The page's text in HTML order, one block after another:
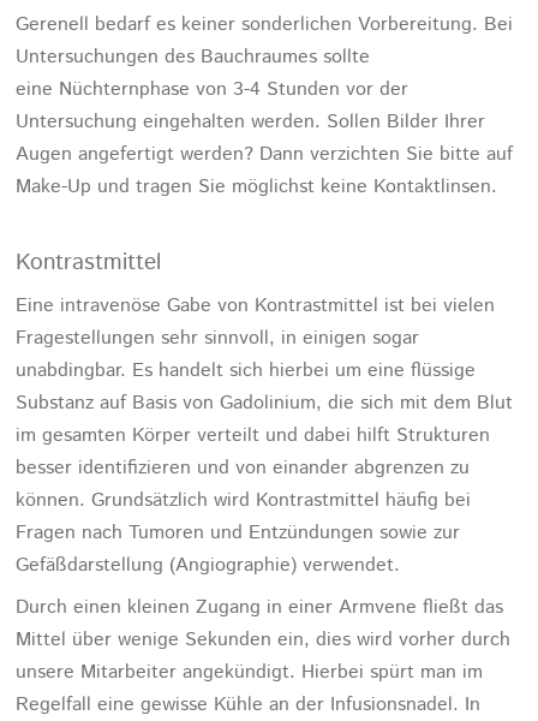
Gerenell bedarf es keiner sonderlichen Vorbereitung. Bei
Untersuchungen des Bauchraumes sollte
eine Nüchternphase von 3-4 Stunden vor der
Untersuchung eingehalten werden. Sollen Bilder Ihrer
Augen angefertigt werden? Dann verzichten Sie bitte auf
Make-Up und tragen Sie möglichst keine Kontaktlinsen.
Kontrastmittel
Eine intravenöse Gabe von Kontrastmittel ist bei vielen
Fragestellungen sehr sinnvoll, in einigen sogar
unabdingbar. Es handelt sich hierbei um eine flüssige
Substanz auf Basis von Gadolinium, die sich mit dem Blut
im gesamten Körper verteilt und dabei hilft Strukturen
besser identifizieren und von einander abgrenzen zu
können. Grundsätzlich wird Kontrastmittel häufig bei
Fragen nach Tumoren und Entzündungen sowie zur
Gefäßdarstellung (Angiographie) verwendet.
Durch einen kleinen Zugang in einer Armvene fließt das
Mittel über wenige Sekunden ein, dies wird vorher durch
unsere Mitarbeiter angekündigt. Hierbei spürt man im
Regelfall eine gewisse Kühle an der Infusionsnadel. In